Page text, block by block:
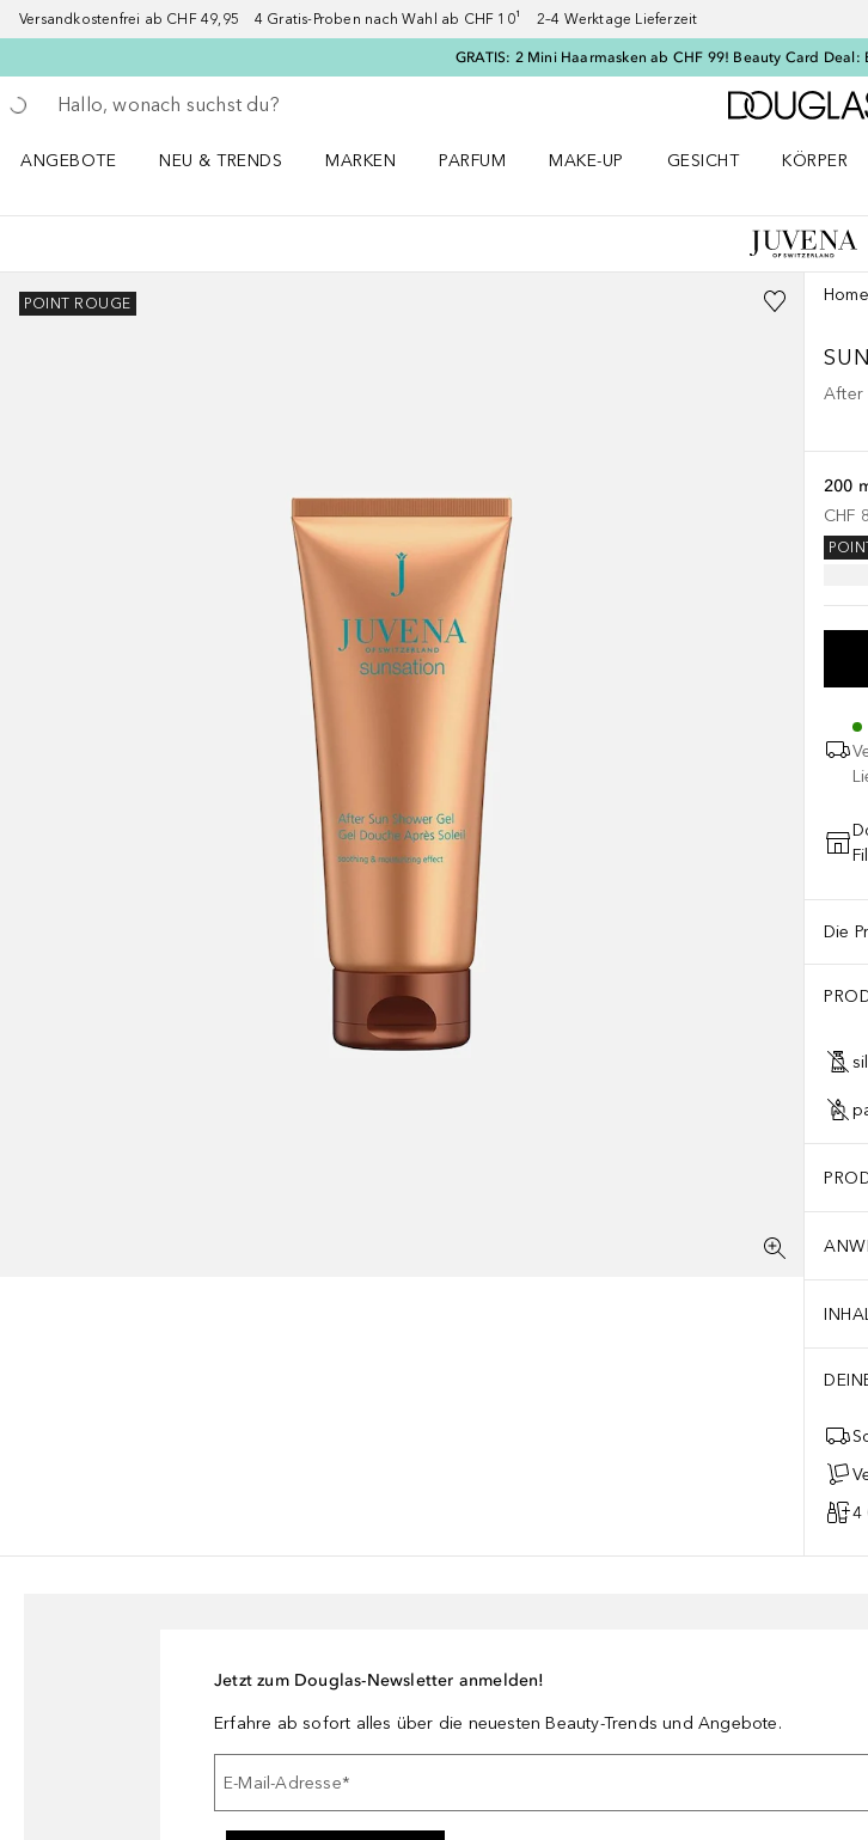
Versandkostenfrei ab CHF 49,95 4 Gratis-Proben nach Wahl ab CHF 10¹ 2–4 Werktage Lieferzeit
GRATIS: 2 Mini Haarmasken ab CHF 99! Beauty Card Deal:
Gehe zurück
Suche ausführen
ANGEBOTE
NEU & TRENDS
MARKEN
PARFUM
MAKE-UP
GESICHT
KÖRPER
POINT ROUGE
After
200
CHF
Die
4
Jetzt zum Douglas-Newsletter anmelden!
Erfahre ab sofort alles über die neuesten Beauty-Trends und Angebote.
E-Mail-Adresse*